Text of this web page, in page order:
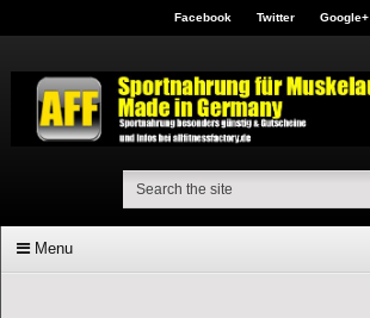
Facebook Twitter Google+
Menu